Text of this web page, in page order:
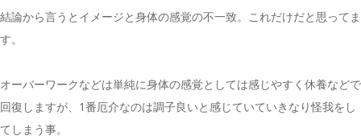
結論から言うとイメージと身体の感覚の不一致。これだけだと思ってま
す。
オーバーワークなどは単純に身体の感覚としては感じやすく休養などで
回復しますが、1番厄介なのは調子良いと感じていていきなり怪我をし
てしまう事。